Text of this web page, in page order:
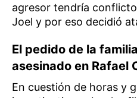
agresor tendría
Joel y por eso decidió
El pedido de la
asesinado en Rafael
En cuestión de horas y